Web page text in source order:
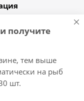
получите
тем выше
на рыб
шт.